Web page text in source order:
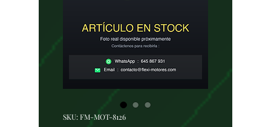
SKU: FM-MOT-8126